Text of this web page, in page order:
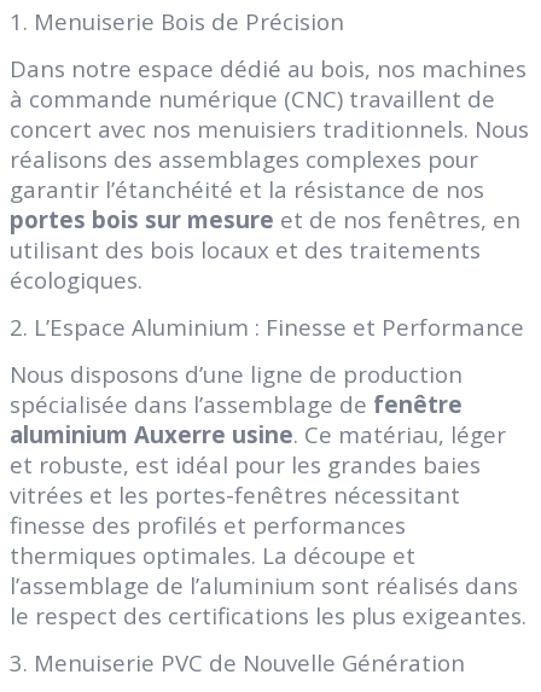
1. Menuiserie Bois de Précision
Dans notre espace dédié au bois, nos machines
à commande numérique (CNC) travaillent de
concert avec nos menuisiers traditionnels. Nous
réalisons des assemblages complexes pour
garantir l’étanchéité et la résistance de nos
portes bois sur mesure et de nos fenêtres, en
utilisant des bois locaux et des traitements
écologiques.
2. L’Espace Aluminium : Finesse et Performance
Nous disposons d’une ligne de production
spécialisée dans l’assemblage de fenêtre
aluminium Auxerre usine. Ce matériau, léger
et robuste, est idéal pour les grandes baies
vitrées et les portes-fenêtres nécessitant
finesse des profilés et performances
thermiques optimales. La découpe et
l’assemblage de l’aluminium sont réalisés dans
le respect des certifications les plus exigeantes.
3. Menuiserie PVC de Nouvelle Génération